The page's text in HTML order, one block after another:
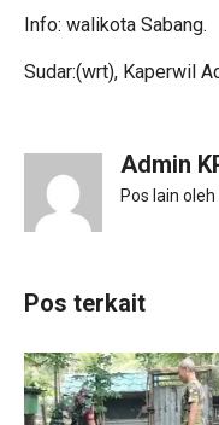
Info: walikota Sabang.
Sudar:(wrt), Kaperwil
Admin
Pos lain
Pos terkait